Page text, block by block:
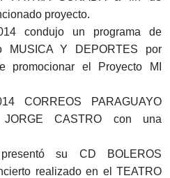
proyecto.
condujo un programa de
MUSICA Y DEPORTES por
promocionar el Proyecto MI
CORREOS PARAGUAYO
CASTRO con una
su CD BOLEROS
realizado en el TEATRO